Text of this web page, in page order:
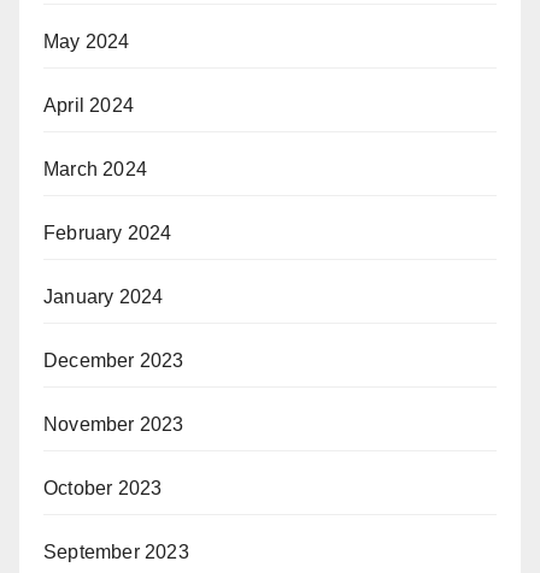
May 2024
April 2024
March 2024
February 2024
January 2024
December 2023
November 2023
October 2023
September 2023